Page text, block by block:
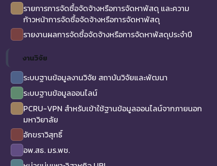
รายการการจัดซื้อจัดจ้างหรือการจัดหาพัสดุ และความ
ก้าวหน้าการจัดซื้อจัดจ้างหรือการจัดหาพัสดุ
รายงานผลการจัดซื้อจัดจ้างหรือการจัดหาพัสดุประจำปี
งานวิจัย
ระบบฐานข้อมูลงานวิจัย สถาบันวิจัยและพัฒนา
ระบบฐานข้อมูลออนไลน์
PCRU-VPN สำหรับเข้าใช้ฐานข้อมูลออนไลน์จากภายนอก
มหาวิยาลัย
อักขราวิสุทธิ์
อพ.สธ. มร.พช.